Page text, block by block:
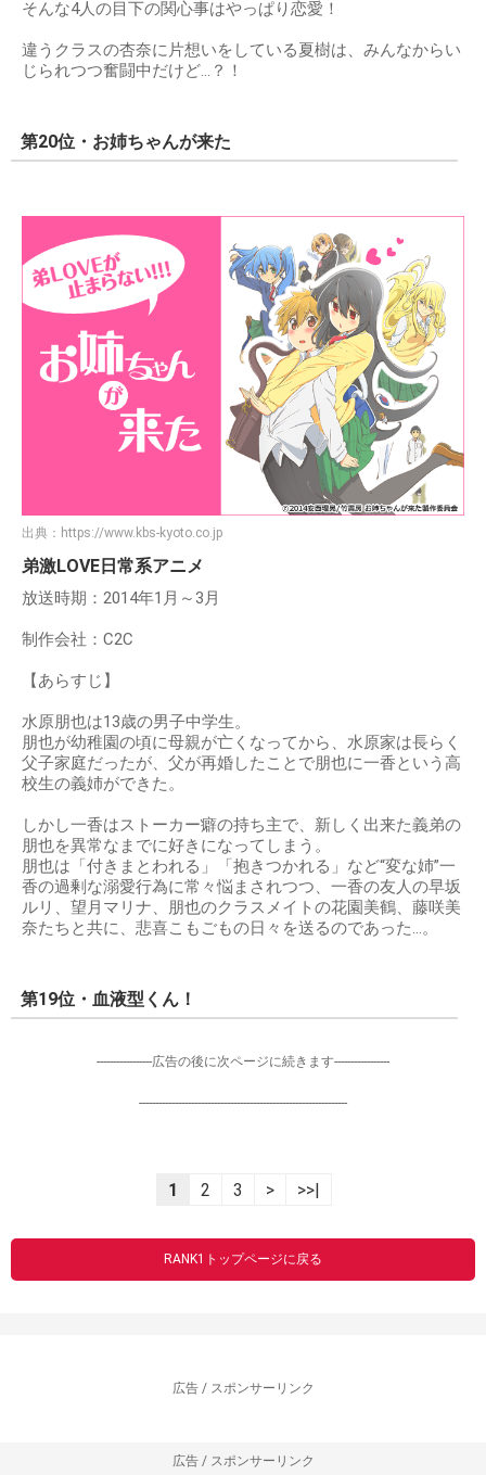
そんな4人の目下の関心事はやっぱり恋愛！
違うクラスの杏奈に片想いをしている夏樹は、みんなからい
じられつつ奮闘中だけど…？！
第20位・お姉ちゃんが来た
出典： https://www.kbs-kyoto.co.jp
弟激LOVE日常系アニメ
放送時期：2014年1月～3月
制作会社：C2C
【あらすじ】
水原朋也は13歳の男子中学生。
朋也が幼稚園の頃に母親が亡くなってから、水原家は長らく
父子家庭だったが、父が再婚したことで朋也に一香という高
校生の義姉ができた。
しかし一香はストーカー癖の持ち主で、新しく出来た義弟の
朋也を異常なまでに好きになってしまう。
朋也は「付きまとわれる」「抱きつかれる」など“変な姉”一
香の過剰な溺愛行為に常々悩まされつつ、一香の友人の早坂
ルリ、望月マリナ、朋也のクラスメイトの花園美鶴、藤咲美
奈たちと共に、悲喜こもごもの日々を送るのであった…。
第19位・血液型くん！
-----------------広告の後に次ページに続きます-----------------
----------------------------------------------------------------
1 2 3 > >>|
RANK1トップページに戻る
広告 / スポンサーリンク
広告 / スポンサーリンク